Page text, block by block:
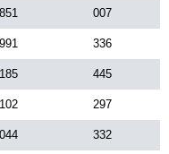
007
336
445
297
332